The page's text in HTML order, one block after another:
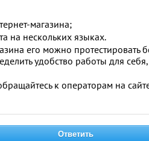
магазина;
на нескольких языках.
его можно протестировать
удобство работы для
к операторам на